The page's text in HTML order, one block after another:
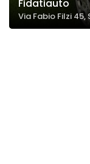
Fidatiauto
Via Fabio Filzi 45,